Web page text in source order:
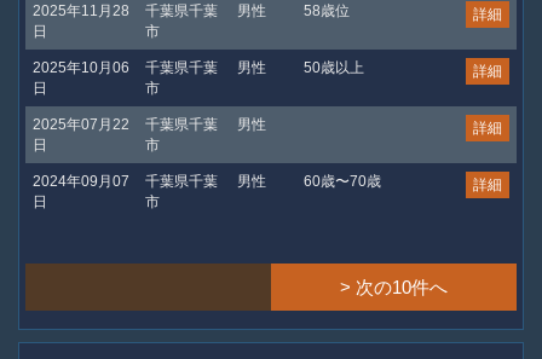
2025年11月28
日
千葉県千葉
市
男性 58歳位 詳細
2025年10月06
日
千葉県千葉
市
男性 50歳以上 詳細
2025年07月22
日
千葉県千葉
市
男性 詳細
2024年09月07
日
千葉県千葉
市
男性 60歳〜70歳 詳細
> 次の10件へ